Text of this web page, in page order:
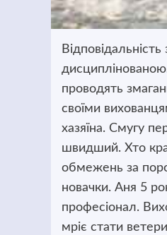
дисциплінованою.
проводять
своїми
хазяїна. Смугу
швидший. Хто
обмежень за
новачки. Аня 5
професіонал.
мріє стати